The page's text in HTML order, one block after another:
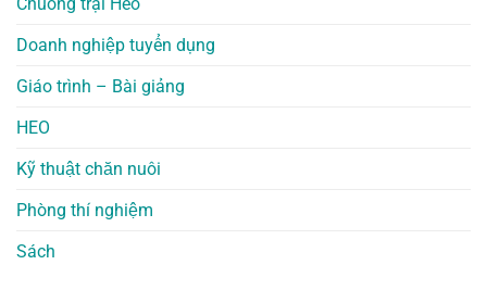
Chuồng trại Heo
Doanh nghiệp tuyển dụng
Giáo trình – Bài giảng
HEO
Kỹ thuật chăn nuôi
Phòng thí nghiệm
Sách